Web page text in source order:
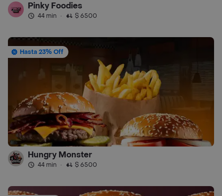
Pinky Foodies
44 min · $ 6500
Hasta 23% Off
Hungry Monster
44 min · $ 6500